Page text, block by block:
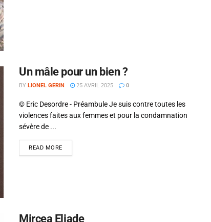
Un mâle pour un bien ?
BY LIONEL GERIN 25 AVRIL 2025 0
© Eric Desordre - Préambule Je suis contre toutes les
violences faites aux femmes et pour la condamnation
sévère de ...
READ MORE
Mircea Eliade